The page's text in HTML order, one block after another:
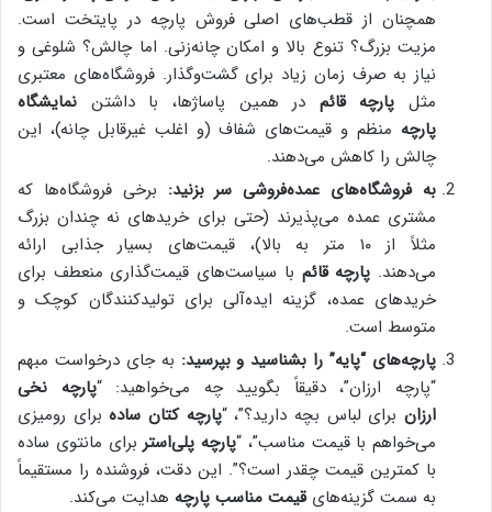
همچنان از قطب‌های اصلی فروش پارچه در پایتخت است.
مزیت بزرگ؟ تنوع بالا و امکان چانه‌زنی. اما چالش؟ شلوغی و
نیاز به صرف زمان زیاد برای گشت‌وگذار. فروشگاه‌های معتبری
مثل پارچه قائم در همین پاساژها، با داشتن نمایشگاه
پارچه منظم و قیمت‌های شفاف (و اغلب غیرقابل چانه)، این
چالش را کاهش می‌دهند.
به فروشگاه‌های عمده‌فروشی سر بزنید: برخی فروشگاه‌ها که
مشتری عمده می‌پذیرند (حتی برای خریدهای نه چندان بزرگ
مثلاً از ۱۰ متر به بالا)، قیمت‌های بسیار جذابی ارائه
می‌دهند. پارچه قائم با سیاست‌های قیمت‌گذاری منعطف برای
خریدهای عمده، گزینه ایده‌آلی برای تولیدکنندگان کوچک و
متوسط است.
پارچه‌های “پایه” را بشناسید و بپرسید: به جای درخواست مبهم
“پارچه ارزان”، دقیقاً بگویید چه می‌خواهید: “پارچه نخی
ارزانبرای لباس بچه دارید؟”، “پارچه کتان سادهبرای رومیزی
می‌خواهم با قیمت مناسب”، “پارچه پلی‌استر برای مانتوی ساده
با کمترین قیمت چقدر است؟”. این دقت، فروشنده را مستقیماً
به سمت گزینه‌هایقیمت مناسب پارچه هدایت می‌کند.